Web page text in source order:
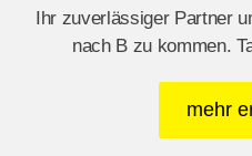
Ihr zuverlässiger Partner
nach B zu kommen.
mehr